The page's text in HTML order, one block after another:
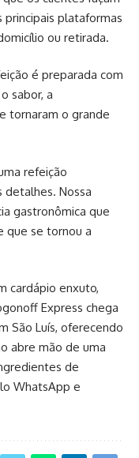
plataformas
ou retirada.
é preparada com
sabor, a
tornaram o grande
refeição
detalhes. Nossa
gastronômica que
que se tornou a
cardápio enxuto,
Express chega
São Luís, oferecendo
abre mão de uma
de
WhatsApp e